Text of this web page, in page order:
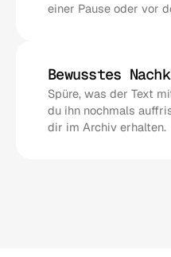
einer Pause oder vor
Bewusstes
Spüre, was der Text
du ihn nochmals
dir im Archiv erhalten.